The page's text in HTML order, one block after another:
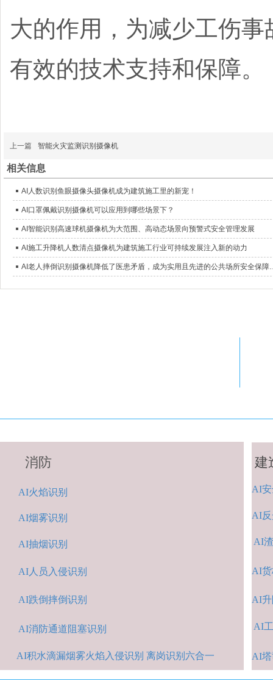
大的作用，为减少工伤
有效的技术支持和保障。
上一篇 智能火灾监测识别摄像机
相关信息
AI人数识别鱼眼摄像头摄像机成为建筑施工里的新宠！
AI口罩佩戴识别摄像机可以应用到哪些场景下？
AI智能识别高速球机摄像机为大范围、高动态场景向预警式安全管理发展
AI施工升降机人数清点摄像机为建筑施工行业可持续发展注入新的动力
AI老人摔倒识别摄像机
AI人 员入侵识别
AI消防通道阻塞识别
AI火焰识别
AI抽烟识别
AI跌倒摔倒识别
AI积水滴漏烟雾火焰入侵识别 离岗识别六合一
AI烟雾识别
建
AI
AI
AI
AI货
AI反
AI
AI
消防